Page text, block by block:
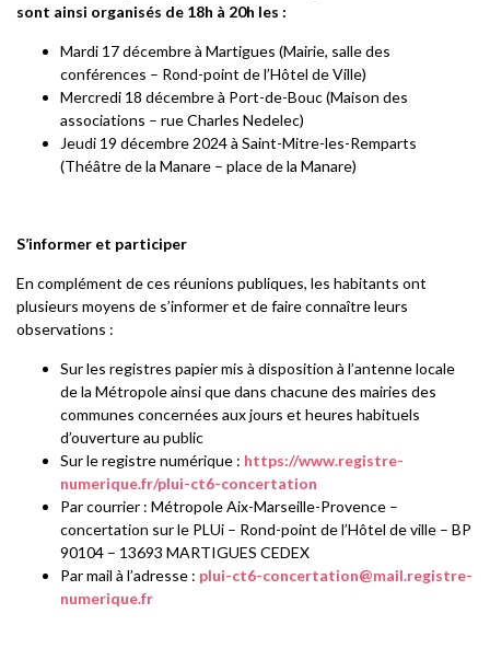
sont ainsi organisés de 18h à 20h les :
Mardi 17 décembre à Martigues (Mairie, salle des
conférences – Rond-point de l’Hôtel de Ville)
Mercredi 18 décembre à Port-de-Bouc (Maison des
associations – rue Charles Nedelec)
Jeudi 19 décembre 2024 à Saint-Mitre-les-Remparts
(Théâtre de la Manare – place de la Manare)
S’informer et participer
En complément de ces réunions publiques, les habitants ont
plusieurs moyens de s’informer et de faire connaître leurs
observations :
Sur les registres papier mis à disposition à l’antenne locale
de la Métropole ainsi que dans chacune des mairies des
communes concernées aux jours et heures habituels
d’ouverture au public
Sur le registre numérique : https://www.registre-
numerique.fr/plui-ct6-concertation
Par courrier : Métropole Aix-Marseille-Provence –
concertation sur le PLUi – Rond-point de l’Hôtel de ville – BP
90104 – 13693 MARTIGUES CEDEX
Par mail à l’adresse : plui-ct6-concertation@mail.registre-
numerique.fr